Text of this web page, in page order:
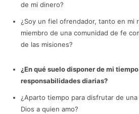
de mi dinero?
¿Soy un fiel ofrendador, tanto en mi
miembro de una comunidad de fe
de las misiones?
¿En qué suelo disponer de mi
responsabilidades diarias?
¿Aparto tiempo para disfrutar de
Dios a quien amo?